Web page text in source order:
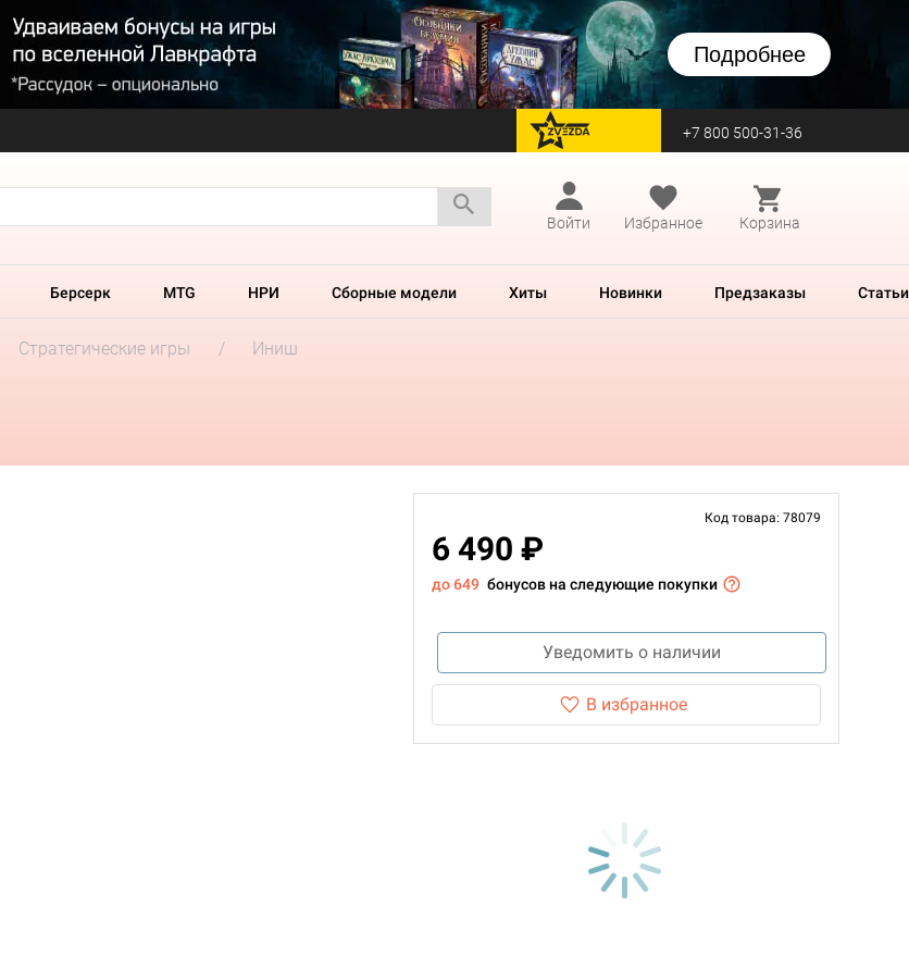
Подробнее
перейти на Zvezda +7 800 500-31-36
Войти
Избранное Корзина
Берсерк MTG НРИ Сборные модели Хиты Новинки Предзаказы Статьи
Стратегические игры Иниш
Код товара: 78079
6 490 ₽
до 649 бонусов на следующие покупки
Уведомить о наличии
В избранное